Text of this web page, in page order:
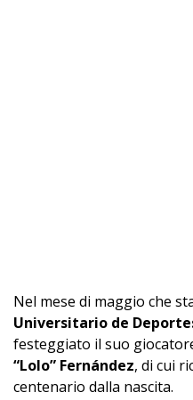
Nel mese di maggio che
Universitario de
festeggiato il suo
“Lolo” Fernández, di cui
centenario dalla nascita.